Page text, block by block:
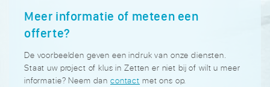
Meer informatie of meteen een
offerte?
De voorbeelden geven een indruk van onze diensten.
Staat uw project of klus in Zetten er niet bij of wilt u meer
informatie? Neem dan contact met ons op.